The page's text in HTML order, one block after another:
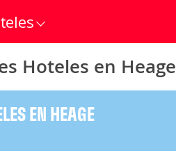
Hoteles en Heage
EN HEAGE